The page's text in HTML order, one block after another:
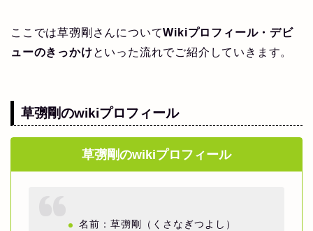
ここでは草彅剛さんについてWikiプロフィール・デビ
ューのきっかけといった流れでご紹介していきます。
草彅剛のwikiプロフィール
草彅剛のwikiプロフィール
名前：草彅剛（くさなぎつよし）